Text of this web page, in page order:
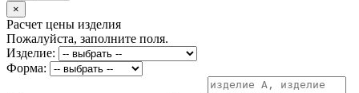
×
Расчет цены изделия
Пожалуйста, заполните поля.
Изделие:
Форма: